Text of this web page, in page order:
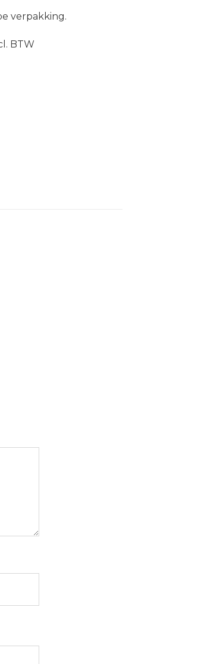
verpakking.
BTW